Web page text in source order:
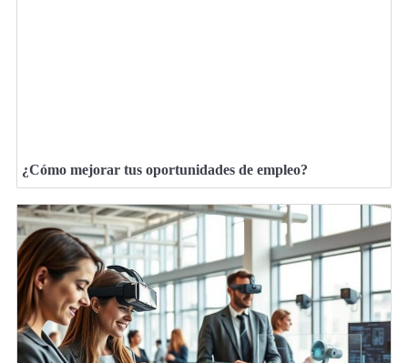
¿Cómo mejorar tus oportunidades de empleo?